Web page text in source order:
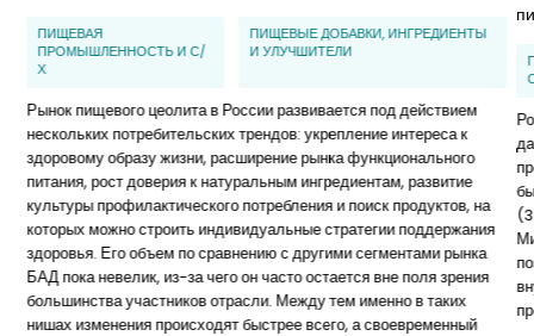
ПИЩЕВАЯ
ПРОМЫШЛЕННОСТЬ И С/
Х
ПИЩЕВЫЕ ДОБАВКИ, ИНГРЕДИЕНТЫ
И УЛУЧШИТЕЛИ
Рынок пищевого цеолита в России развивается под действием
нескольких потребительских трендов: укрепление интереса к
здоровому образу жизни, расширение рынка функционального
питания, рост доверия к натуральным ингредиентам, развитие
культуры профилактического потребления и поиск продуктов, на
которых можно строить индивидуальные стратегии поддержания
здоровья. Его объем по сравнению с другими сегментами рынка
БАД пока невелик, из-за чего он часто остается вне поля зрения
большинства участников отрасли. Между тем именно в таких
нишах изменения происходят быстрее всего, а своевременный